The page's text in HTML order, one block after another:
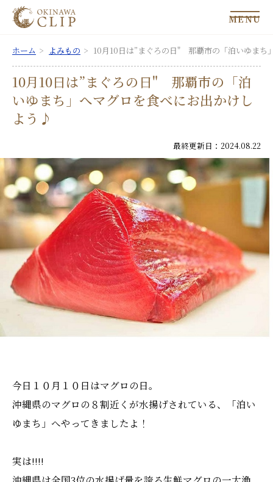
MENU
ホーム よみもの 10月10日は”まぐろの日" 那覇市の「泊いゆまち
10月10日は”まぐろの日" 那覇市の「泊
いゆまち」へマグロを食べにお出かけし
よう♪
最終更新日：2024.08.22
今日１０月１０日はマグロの日。
沖縄県のマグロの８割近くが水揚げされている、「泊い
ゆまち」へやってきましたよ！
実は!!!!